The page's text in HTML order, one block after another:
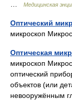
Медицинская
Оптический
микроскоп
Оптическая
микроскоп
оптический
объектов (или
невооружённым